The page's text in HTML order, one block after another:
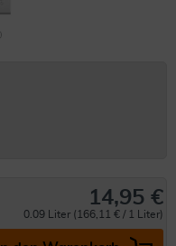
14,95 €
0.09 Liter (166,11 € / 1 Liter)